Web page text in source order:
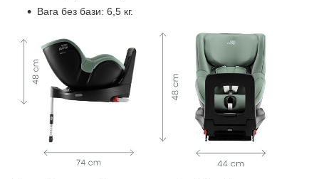
Вага без бази: 6,5 кг.